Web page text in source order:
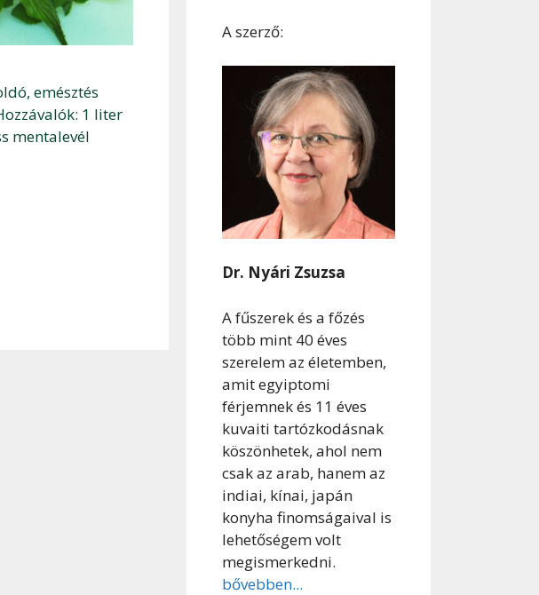
emésztés
1 liter
mentalevél
A szerző:
Dr. Nyári Zsuzsa
A fűszerek és a főzés
több mint 40 éves
szerelem az életemben,
amit egyiptomi
férjemnek és 11 éves
kuvaiti tartózkodásnak
köszönhetek, ahol nem
csak az arab, hanem az
indiai, kínai, japán
konyha finomságaival is
lehetőségem volt
megismerkedni.
bővebben...